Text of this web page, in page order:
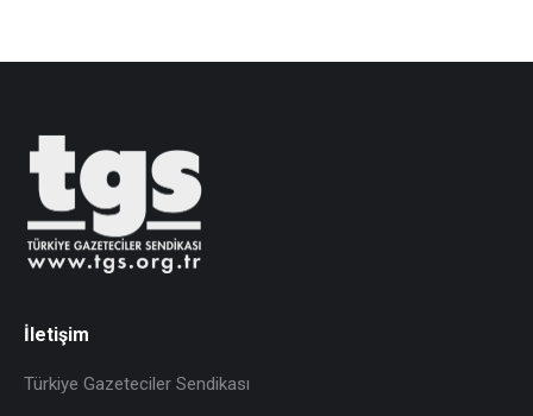
İletişim
Türkiye Gazeteciler Sendikası